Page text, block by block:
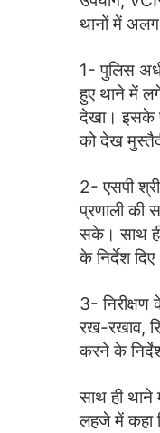
थानों में
1- ​पुलिस
हुए थाने में
देखा। इसके
को देख
​2- एसपी
प्रणाली की
सके। साथ
के निर्देश
​3-
रख-रखाव,
करने के
साथ ही थाने
लहजे में कहा